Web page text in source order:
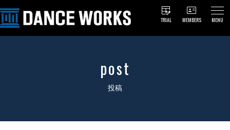
TRIAL MEMBERS MENU
post
投稿